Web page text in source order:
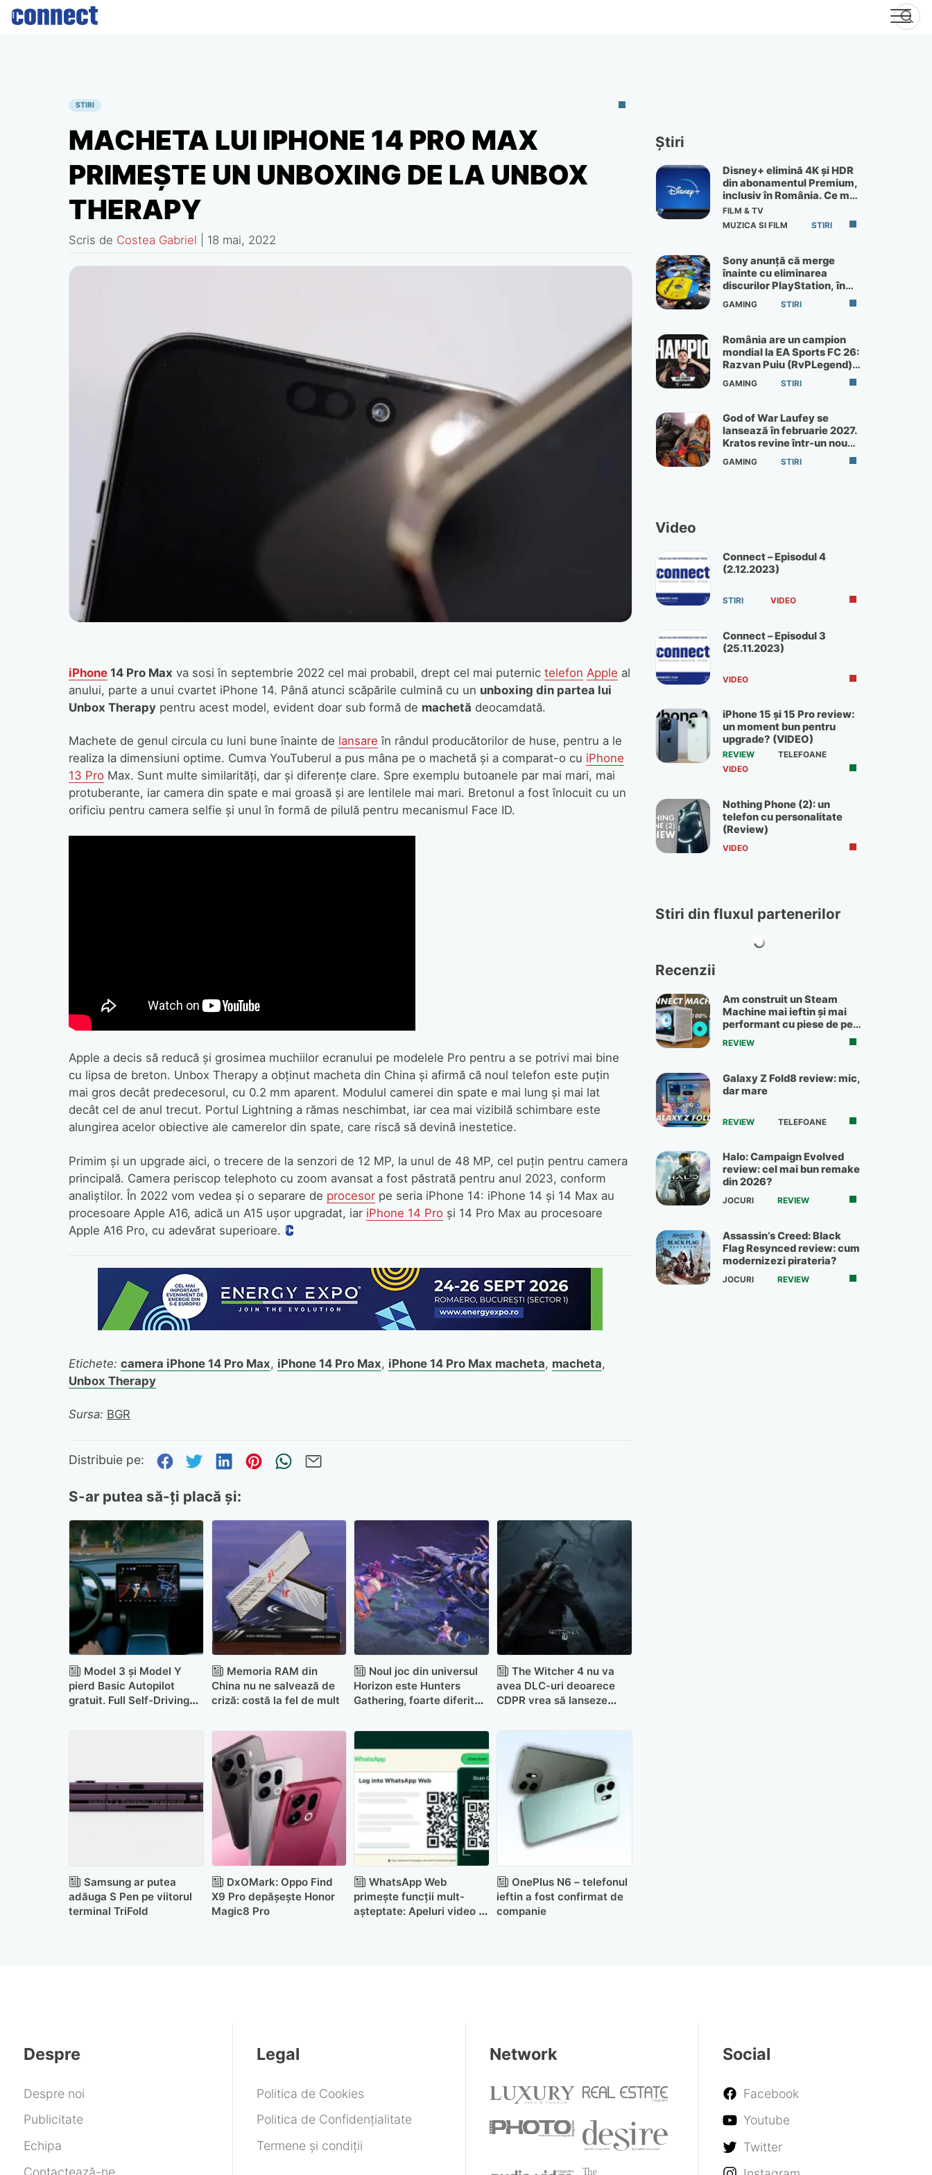
Skip
STIRI
MACHETA LUI IPHONE 14 PRO MAX
PRIMEŞTE UN UNBOXING DE LA UNBOX
THERAPY
Scris de Costea Gabriel 18 mai, 2022
iPhone14 Pro Max va sosi în septembrie 2022 cel mai probabil, drept cel mai puternic telefon Apple al
anului, parte a unui cvartet iPhone 14. Până atunci scăpările culmină cu un unboxing din partea lui
Unbox Therapypentru acest model, evident doar sub formă de machetă deocamdată.
Machete de genul circula cu luni bune înainte de lansare în rândul producătorilor de huse, pentru a le
realiza la dimensiuni optime. Cumva YouTuberul a pus mâna pe o machetă şi a comparat-o cu iPhone
13 ProMax. Sunt multe similarităţi, dar şi diferenţe clare. Spre exemplu butoanele par mai mari, mai
protuberante, iar camera din spate e mai groasă şi are lentilele mai mari. Bretonul a fost înlocuit cu un
orificiu pentru camera selfie şi unul în formă de pilulă pentru mecanismul Face ID.
Apple a decis să reducă şi grosimea muchiilor ecranului pe modelele Pro pentru a se potrivi mai bine
cu lipsa de breton. Unbox Therapy a obţinut macheta din China şi afirmă că noul telefon este puţin
mai gros decât predecesorul, cu 0.2 mm aparent. Modulul camerei din spate e mai lung şi mai lat
decât cel de anul trecut. Portul Lightning a rămas neschimbat, iar cea mai vizibilă schimbare este
alungirea acelor obiective ale camerelor din spate, care riscă să devină inestetice.
Primim şi un upgrade aici, o trecere de la senzori de 12 MP, la unul de 48 MP, cel puţin pentru camera
principală. Camera periscop telephoto cu zoom avansat a fost păstrată pentru anul 2023, conform
analiştilor. În 2022 vom vedea şi o separare de procesorpe seria iPhone 14: iPhone 14 şi 14 Max au
procesoare Apple A16, adică un A15 uşor upgradat, iar iPhone 14 Proşi 14 Pro Max au procesoare
Apple A16 Pro, cu adevărat superioare.
Etichete: camera iPhone 14 Pro Max, iPhone 14 Pro Max, iPhone 14 Pro Max macheta, macheta,
Unbox Therapy
Sursa: BGR
Distribuie pe: Distribuie pe Facebook
Distribuie pe Twitter
Distribuie pe LinkedIn
Distribuie pe Pinterest
Trimite prin whatsapp
S-ar putea să-ți placă și:
Model 3 și Model Y
pierd Basic Autopilot
gratuit. Full Self-Driving
Memoria RAM din
China nu ne salvează de
criză: costă la fel de mult
Noul joc din universul
Horizon este Hunters
Gathering, foarte diferit
The Witcher 4 nu va
avea DLC-uri deoarece
CDPR vrea să lanseze
Samsung ar putea
adăuga S Pen pe viitorul
terminal TriFold
DxOMark: Oppo Find
X9 Pro depășește Honor
Magic8 Pro
WhatsApp Web
primește funcții mult-
așteptate: Apeluri video și
OnePlus N6 – telefonul
ieftin a fost confirmat de
companie
Știri
Disney+ elimină 4K și HDR
din abonamentul Premium,
inclusiv în România. Ce mai
primești de 60 lei pe lună
FILM & TV
MUZICA SI FILM
STIRI
Sony anunță că merge
înainte cu eliminarea
discurilor PlayStation, în
ciuda protestelor
GAMING STIRI
România are un campion
mondial la EA Sports FC 26:
Razvan Puiu (RvPLegend)
câștigă turneul de la Paris
GAMING STIRI
God of War Laufey se
lansează în februarie 2027.
Kratos revine într-un nou
God of War
GAMING STIRI
Video
Connect – Episodul 4
(2.12.2023)
STIRI VIDEO
Connect – Episodul 3
(25.11.2023)
VIDEO
iPhone 15 și 15 Pro review:
un moment bun pentru
upgrade? (VIDEO)
REVIEW
TELEFOANE
VIDEO
Nothing Phone (2): un
telefon cu personalitate
(Review)
VIDEO
Stiri din fluxul partenerilor
Recenzii
Am construit un Steam
Machine mai ieftin și mai
performant cu piese de pe
OLX
REVIEW
Galaxy Z Fold8 review: mic,
dar mare
REVIEW TELEFOANE
Halo: Campaign Evolved
review: cel mai bun remake
din 2026?
JOCURI REVIEW
Assassin’s Creed: Black
Flag Resynced review: cum
modernizezi pirateria?
JOCURI REVIEW
Despre
Despre noi
Publicitate
Echipa
Contactează-ne
Legal
Politica de Cookies
Politica de Confidențialitate
Termene și condiții
Network Social
Facebook
Youtube
Twitter